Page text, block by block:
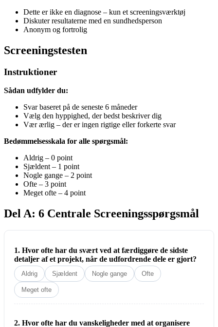
Dette er ikke en diagnose – kun et screeningsværktøj
Diskuter resultaterne med en sundhedsperson
Anonym og fortrolig
Screeningstesten
Instruktioner
Sådan udfylder du:
Svar baseret på de seneste 6 måneder
Vælg den hyppighed, der bedst beskriver dig
Vær ærlig – der er ingen rigtige eller forkerte svar
Bedømmelsesskala for alle spørgsmål:
Aldrig – 0 point
Sjældent – 1 point
Nogle gange – 2 point
Ofte – 3 point
Meget ofte – 4 point
Del A: 6 Centrale Screeningsspørgsmål
1. Hvor ofte har du svært ved at færdiggøre de sidste
detaljer af et projekt, når de udfordrende dele er gjort?
Aldrig Sjældent Nogle gange Ofte
Meget ofte
2. Hvor ofte har du vanskeligheder med at organisere